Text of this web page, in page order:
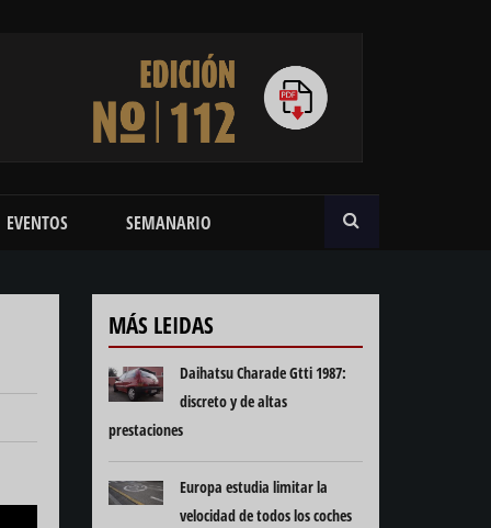
EVENTOS SEMANARIO
MÁS LEIDAS
Daihatsu Charade Gtti 1987:
discreto y de altas
prestaciones
Europa estudia limitar la
velocidad de todos los coches